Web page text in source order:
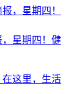
，星期四！健
在这里，生活